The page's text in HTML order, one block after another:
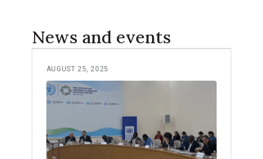
News and events
AUGUST 25, 2025